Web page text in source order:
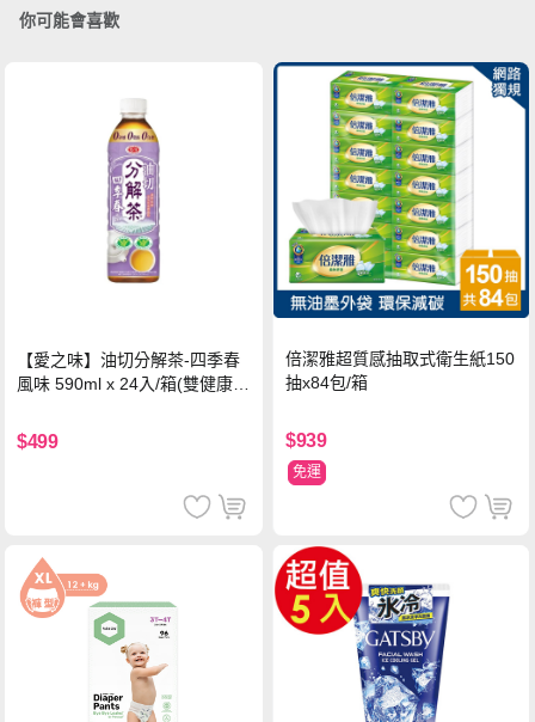
你可能會喜歡
【愛之味】油切分解茶-四季春
風味 590ml x 24入/箱(雙健康認
$499
倍潔雅超質感抽取式衛生紙150
抽x84包/箱
$939
免運